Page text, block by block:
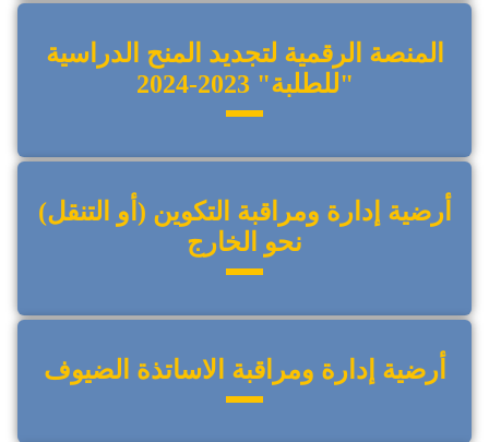
المنصة الرقمية لتجديد المنح الدراسية
"للطلبة" 2023-2024
أرضية إدارة ومراقبة التكوين (أو التنقل)
نحو الخارج
أرضية إدارة ومراقبة الاساتذة الضيوف